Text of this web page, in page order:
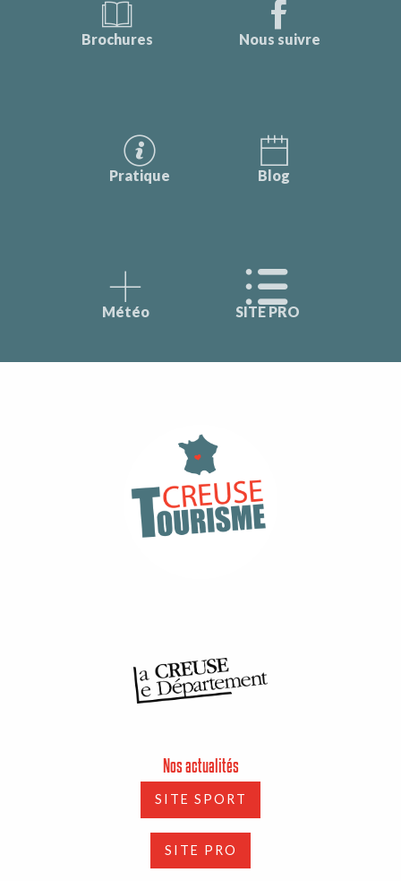
Brochures Nous suivre
Pratique Blog
Météo SITE PRO
Nos actualités
SITE SPORT
SITE PRO